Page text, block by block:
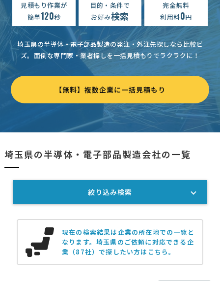
見積もり作業が
簡単120秒
目的・条件で
お好み検索
完全無料
利用料0円
埼玉県の半導体・電子部品製造の発注・外注先探しなら比較ビ
ズ。 面倒な専門家・業者探しを一括見積もりでラクラクに！
【無料】複数企業に一括見積もり
埼玉県の半導体・電子部品製造会社の一覧
現在の検索結果は企業の所在地での一覧と
なります。埼玉県のご依頼に対応できる企
業（87社）で探したい方はこちら。
絞り込み検索